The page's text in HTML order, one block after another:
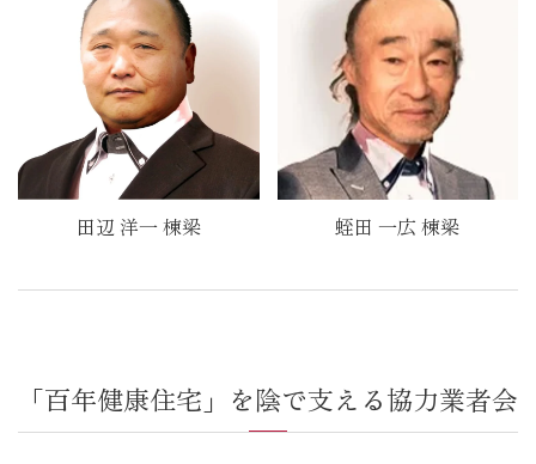
田辺 洋一 棟梁 蛭田 一広 棟梁
「百年健康住宅」を陰で支える協力業者会